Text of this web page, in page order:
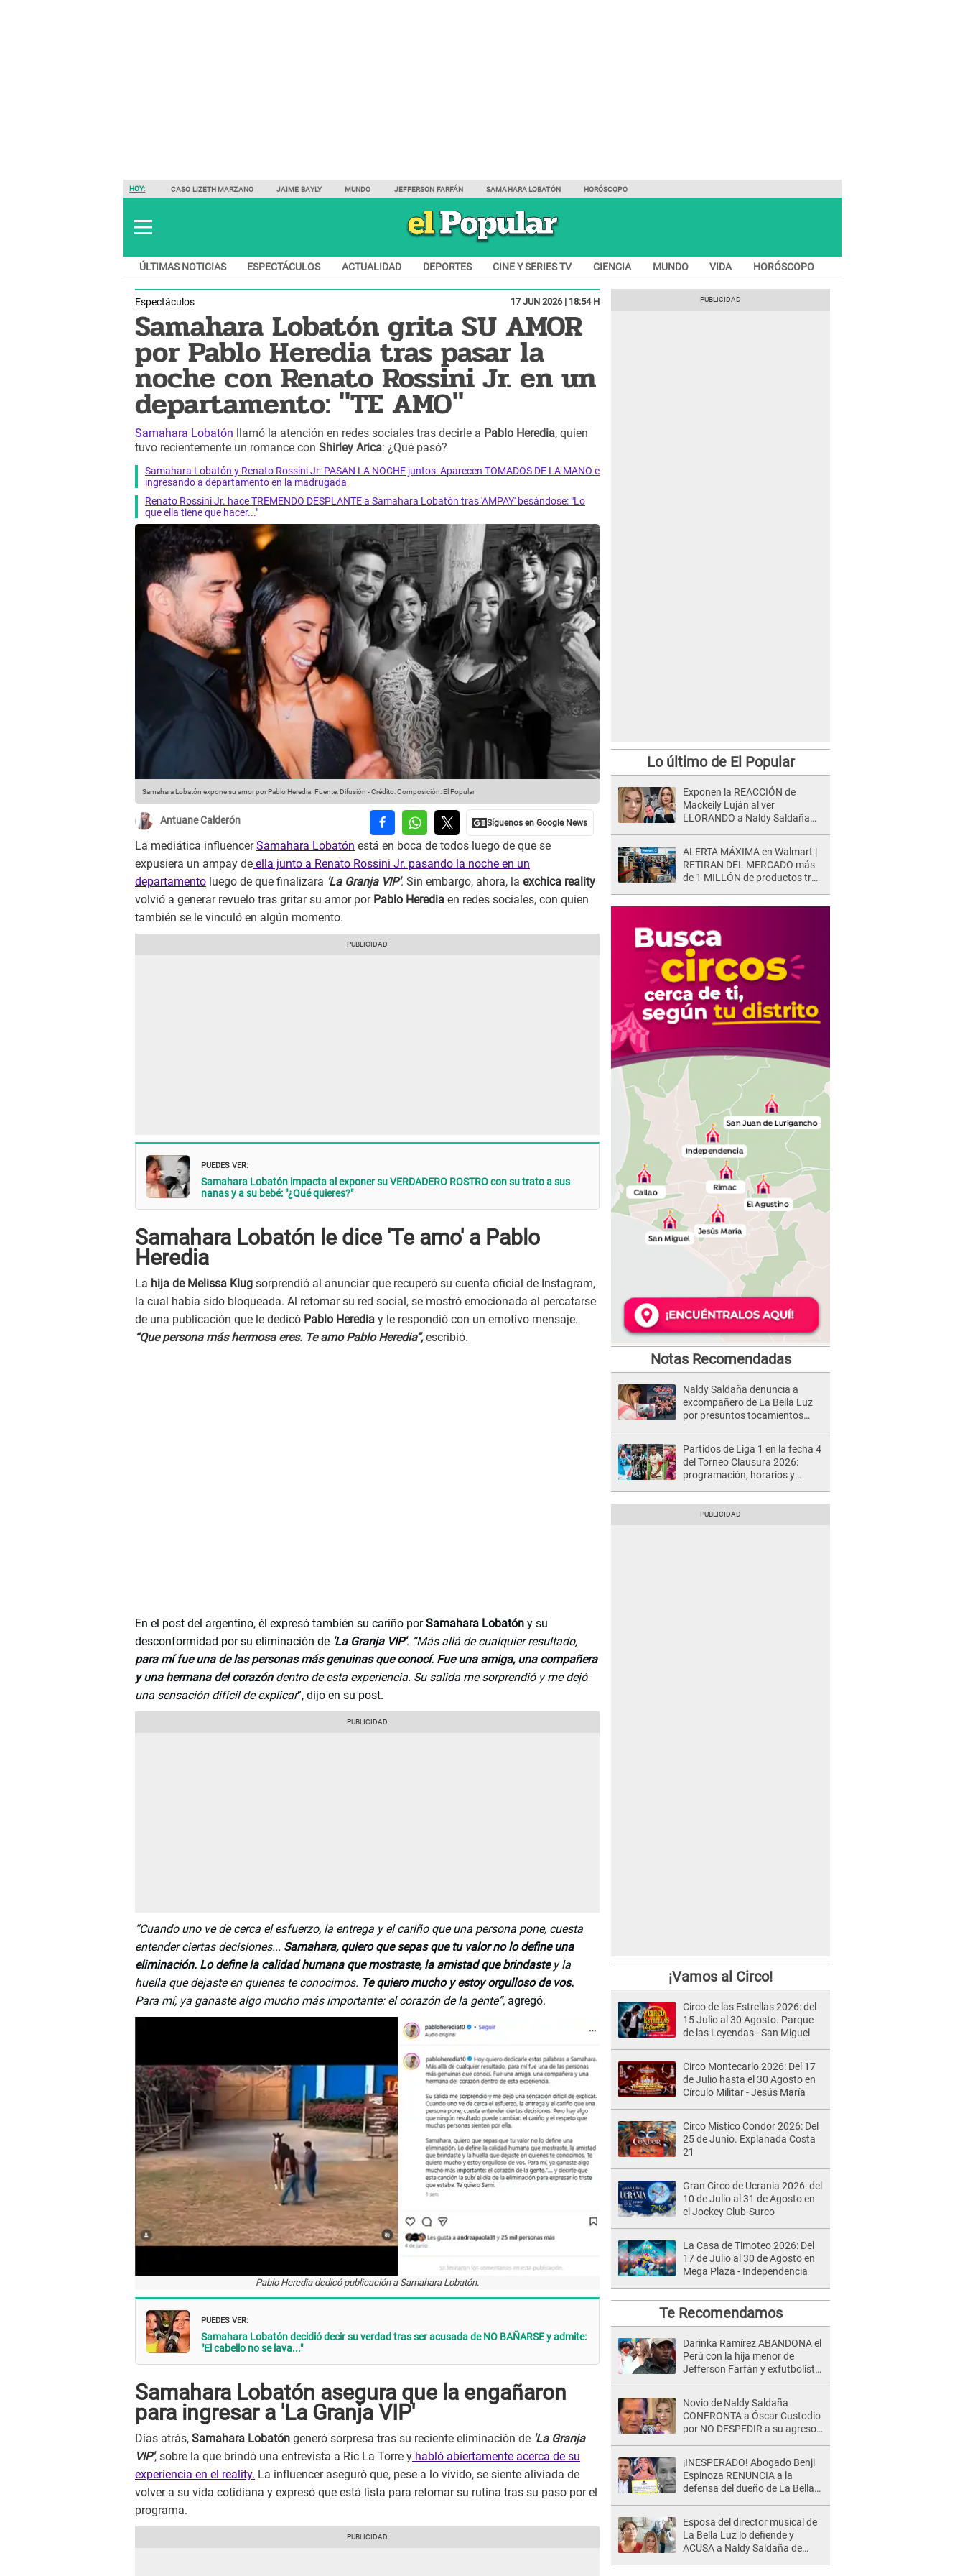
HOY: CASO LIZETH MARZANO JAIME BAYLY MUNDO JEFFERSON FARFÁN SAMAHARA LOBATÓN HORÓSCOPO
ÚLTIMAS NOTICIAS ESPECTÁCULOS ACTUALIDAD DEPORTES CINE Y SERIES TV CIENCIA MUNDO VIDA HORÓSCOPO
Espectáculos 17 JUN 2026 | 18:54 H
Samahara Lobatón grita SU AMOR
por Pablo Heredia tras pasar la
noche con Renato Rossini Jr. en un
departamento: "TE AMO"
Samahara Lobatón llamó la atención en redes sociales tras decirle a Pablo Heredia, quien
tuvo recientemente un romance con Shirley Arica: ¿Qué pasó?
Samahara Lobatón y Renato Rossini Jr. PASAN LA NOCHE juntos: Aparecen TOMADOS DE LA MANO e
ingresando a departamento en la madrugada
Renato Rossini Jr. hace TREMENDO DESPLANTE a Samahara Lobatón tras 'AMPAY' besándose: "Lo
que ella tiene que hacer..."
Samahara Lobatón expone su amor por Pablo Heredia. Fuente: Difusión -Crédito: Composición: El Popular
Antuane Calderón
La mediática influencerSamahara Lobatón está en boca de todos luego de que se
expusiera un ampay de ella junto a Renato Rossini Jr. pasando la noche en un
departamento luego de que finalizara 'La Granja VIP'. Sin embargo, ahora, la exchica reality
volvió a generar revuelo tras gritar su amor por Pablo Heredia en redes sociales, con quien
también se le vinculó en algún momento.
PUEDES VER:
Samahara Lobatón impacta al exponer su VERDADERO ROSTRO con su trato a sus
nanas y a su bebé: "¿Qué quieres?"
Samahara Lobatón le dice 'Te amo' a Pablo
Heredia
La hija de Melissa Klug sorprendió al anunciar que recuperó su cuenta oficial de Instagram,
la cual había sido bloqueada. Al retomar su red social, se mostró emocionada al percatarse
de una publicación que le dedicó Pablo Heredia y le respondió con un emotivo mensaje.
“Que persona más hermosa eres. Te amo Pablo Heredia”,escribió.
En el post del argentino, él expresó también su cariño porSamahara Lobatón y su
desconformidad por su eliminación de 'La Granja VIP'. “Más allá de cualquier resultado,
para mí fue una de las personas más genuinas que conocí. Fue una amiga, una compañera
y una hermana del corazóndentro de esta experiencia. Su salida me sorprendió y me dejó
una sensación difícil de explicar”, dijo en su post.
“Cuando uno ve de cerca el esfuerzo, la entrega y el cariño que una persona pone, cuesta
entender ciertas decisiones... Samahara, quiero que sepas que tu valor no lo define una
eliminación. Lo define la calidad humana que mostraste, la amistad que brindaste y la
huella que dejaste en quienes te conocimos. Te quiero mucho y estoy orgulloso de vos.
Para mí, ya ganaste algo mucho más importante: el corazón de la gente”, agregó.
Pablo Heredia dedicó publicación a Samahara Lobatón.
PUEDES VER:
Samahara Lobatón decidió decir su verdad tras ser acusada de NO BAÑARSE y admite:
"El cabello no se lava..."
Samahara Lobatón asegura que la engañaron
para ingresar a 'La Granja VIP'
Días atrás, Samahara Lobatón generó sorpresa tras su reciente eliminación de 'La Granja
VIP', sobre la que brindó una entrevista a Ric La Torre y habló abiertamente acerca de su
experiencia en el reality. La influencer aseguró que, pese a lo vivido, se siente aliviada de
volver a su vida cotidiana y expresó que está lista para retomar su rutina tras su paso por el
programa.
Lo último de El Popular
Exponen la REACCIÓN de
Mackeily Luján al ver
LLORANDO a Naldy Saldaña
'La Bella Luz': Esto hizo
ALERTA MÁXIMA en Walmart |
RETIRAN DEL MERCADO más
de 1 MILLÓN de productos tras
Notas Recomendadas
Naldy Saldaña denuncia a
excompañero de La Bella Luz
por presuntos tocamientos
Partidos de Liga 1 en la fecha 4
del Torneo Clausura 2026:
programación, horarios y
¡Vamos al Circo!
Circo de las Estrellas 2026: del
15 Julio al 30 Agosto. Parque
de las Leyendas - San Miguel
Circo Montecarlo 2026: Del 17
de Julio hasta el 30 Agosto en
Círculo Militar - Jesús María
Circo Místico Condor 2026: Del
25 de Junio. Explanada Costa
21
Gran Circo de Ucrania 2026: del
10 de Julio al 31 de Agosto en
el Jockey Club-Surco
La Casa de Timoteo 2026: Del
17 de Julio al 30 de Agosto en
Mega Plaza - Independencia
Te Recomendamos
Darinka Ramírez ABANDONA el
Perú con la hija menor de
Jefferson Farfán y exfutbolista
Novio de Naldy Saldaña
CONFRONTA a Óscar Custodio
por NO DESPEDIR a su agresor
¡INESPERADO! Abogado Benji
Espinoza RENUNCIA a la
defensa del dueño de La Bella
Esposa del director musical de
La Bella Luz lo defiende y
ACUSA a Naldy Saldaña de